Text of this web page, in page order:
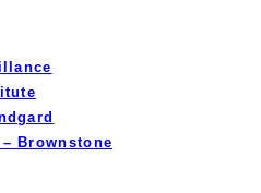
Brownstone